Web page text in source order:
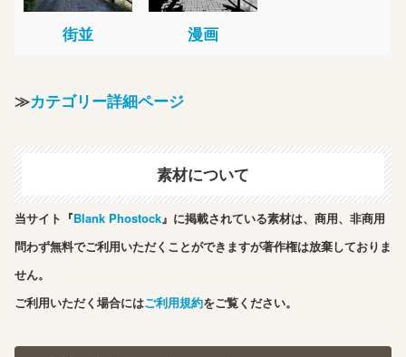
街並 漫画
≫カテゴリー詳細ページ
素材について
当サイト『Blank Phostock』に掲載されている素材は、商用、非商用
問わず無料でご利用いただくことができますが著作権は放棄しておりま
せん。
ご利用いただく場合にはご利用規約をご覧ください。